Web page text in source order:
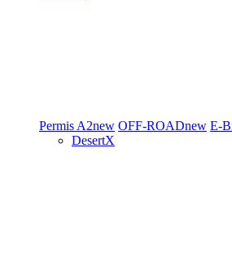
Permis A2new OFF-ROADnew E-
DesertX